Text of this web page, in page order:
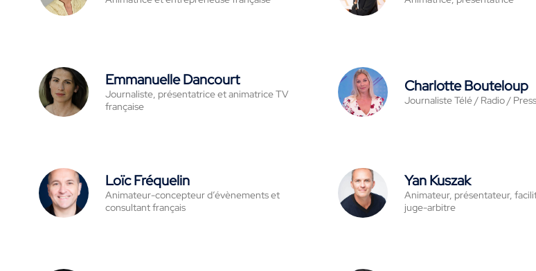
Emmanuelle Dancourt
Journaliste, présentatrice et animatrice TV
française
Charlotte Bouteloup
Journaliste Télé / Radio /
Loïc Fréquelin
Animateur-concepteur d’évènements et
consultant français
Yan Kuszak
Animateur, présentateur,
juge-arbitre